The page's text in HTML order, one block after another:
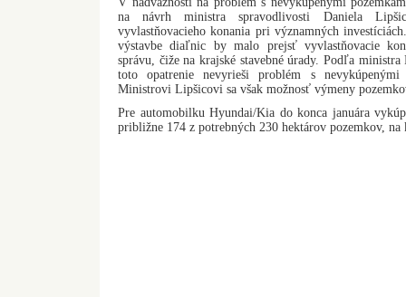
na návrh ministra spravodlivosti Daniela
vyvlastňovacieho konania pri významných
výstavbe diaľnic by malo prejsť vyvlastňovacie
správu, čiže na krajské stavebné úrady. Podľa ministra
toto opatrenie nevyrieši problém s
Ministrovi Lipšicovi sa však možnosť výmeny
Pre automobilku Hyundai/Kia do konca januára
približne 174 z potrebných 230 hektárov pozemkov,